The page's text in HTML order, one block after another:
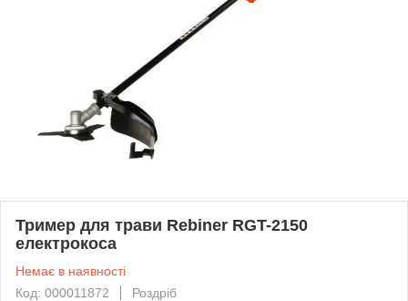
Тример для трави Rebiner RGT-2150
електрокоса
Немає в наявності
Код: 000011872
Роздріб